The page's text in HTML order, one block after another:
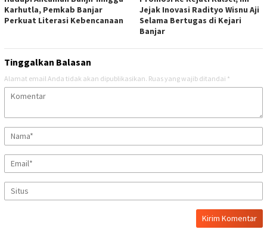
Karhutla, Pemkab Banjar
Perkuat Literasi Kebencanaan
Jejak Inovasi Radityo Wisnu Aji
Selama Bertugas di Kejari
Banjar
Tinggalkan Balasan
Alamat email Anda tidak akan dipublikasikan. Ruas yang wajib ditandai *